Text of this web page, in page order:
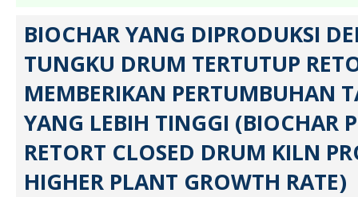
BIOCHAR YANG DIPRODUKSI
TUNGKU DRUM TERTUTUP
MEMBERIKAN PERTUMBUHAN
YANG LEBIH TINGGI (BIOCHAR
RETORT CLOSED DRUM KILN
HIGHER PLANT GROWTH RATE)